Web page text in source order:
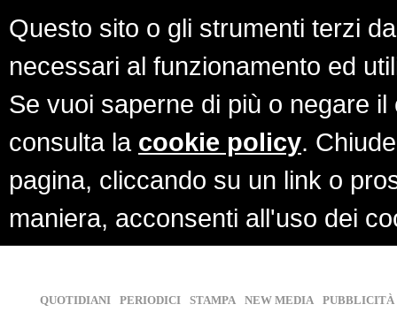
Questo sito o gli strumenti terzi
necessari al funzionamento ed
Se vuoi saperne di più o negare
consulta la cookie policy.
pagina, cliccando su un link o
maniera, acconsenti all'uso dei
QUOTIDIANI PERIODICI STAMPA NEW MEDIA
PUBBLICITÀ